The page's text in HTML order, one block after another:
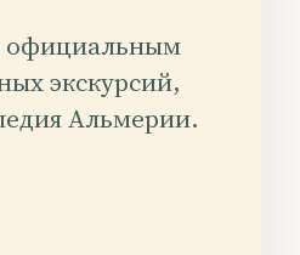
официальным
экскурсий,
Альмерии.